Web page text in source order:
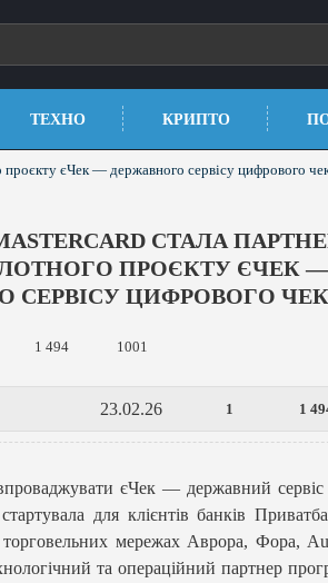
ТЕХНО КРИПТО
єЧек — державного сервісу цифрового
СТАЛА
ПРОЄКТУ ЄЧЕК —
СЕРВІСУ ЦИФРОВОГО
1 494 1001
23.02.26 1 1
єЧек — державний
для клієнтів банків
мережах Аврора, Фора,
та операційний партнер